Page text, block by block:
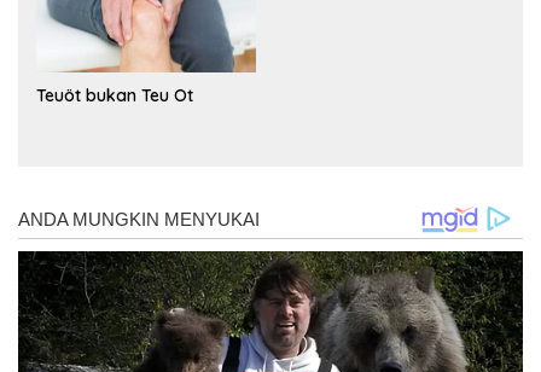
Teuöt bukan Teu Ot